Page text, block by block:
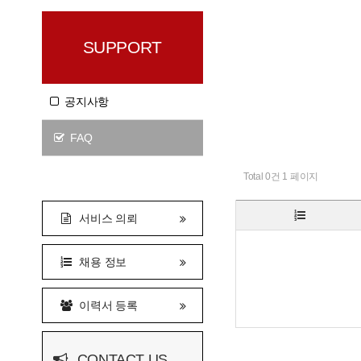
SUPPORT
공지사항
FAQ
서비스 의뢰
채용 정보
이력서 등록
Total 0건 1 페이지